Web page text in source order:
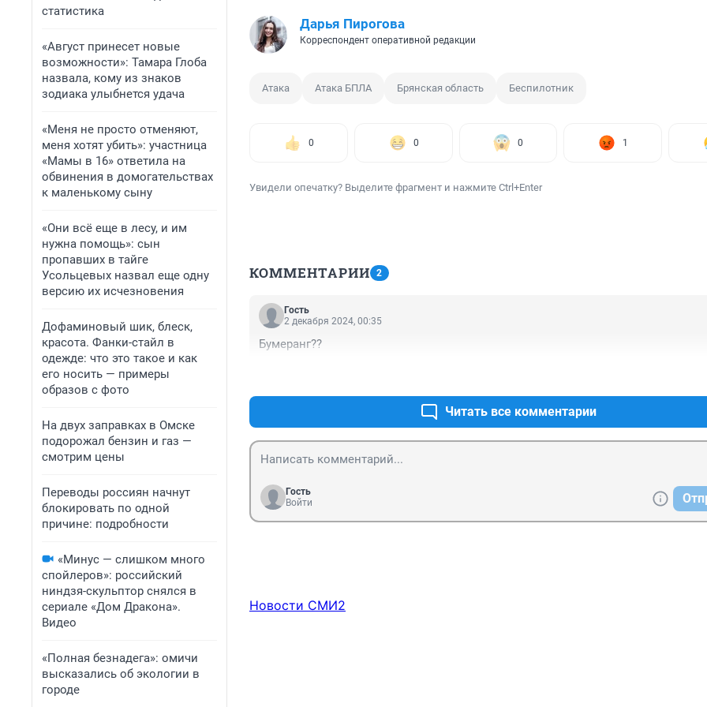
статистика
«Август принесет новые
возможности»: Тамара Глоба
назвала, кому из знаков
зодиака улыбнется удача
«Меня не просто отменяют,
меня хотят убить»: участница
«Мамы в 16» ответила на
обвинения в домогательствах
к маленькому сыну
«Они всё еще в лесу, и им
нужна помощь»: сын
пропавших в тайге
Усольцевых назвал еще одну
версию их исчезновения
Дофаминовый шик, блеск,
красота. Фанки-стайл в
одежде: что это такое и как
его носить — примеры
образов с фото
На двух заправках в Омске
подорожал бензин и газ —
смотрим цены
Переводы россиян начнут
блокировать по одной
причине: подробности
«Минус — слишком много
спойлеров»: российский
ниндзя-скульптор снялся в
сериале «Дом Дракона».
Видео
«Полная безнадега»: омичи
высказались об экологии в
городе
Дарья Пирогова
Корреспондент оперативной редакции
Атака Атака БПЛА Брянская область Беспилотник
0 0 0 1
Увидели опечатку? Выделите фрагмент и нажмите Ctrl+Enter
КОММЕНТАРИИ 2
Гость
2 декабря 2024, 00:35
Бумеранг??
Читать все комментарии
Гость
Войти
Новости СМИ2